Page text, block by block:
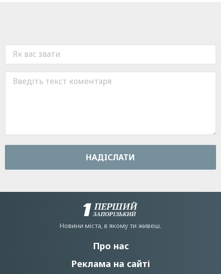
НАДIСЛАТИ
Новини мiста, в якому ти живеш.
Про нас
Реклама на сайті